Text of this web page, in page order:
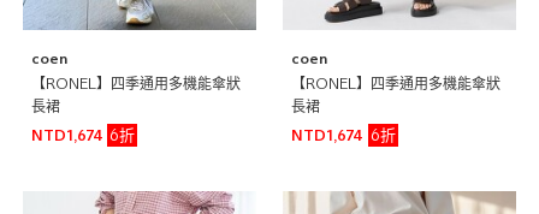
coen
【RONEL】四季通用多機能傘狀
長裙
NTD1,674
6折
coen
【RONEL】四季通用多機能傘狀
長裙
NTD1,674
6折